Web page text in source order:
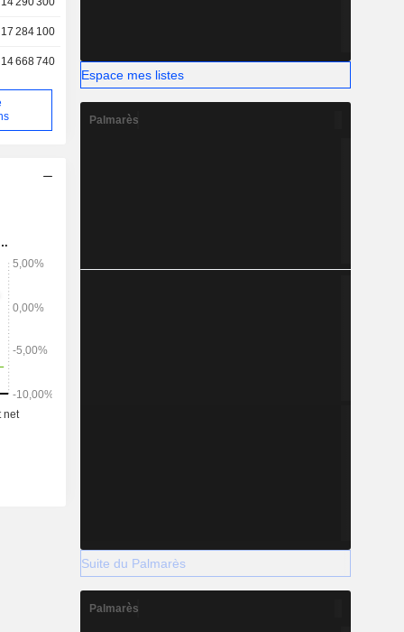
17 284 100
14 668 740
Espace mes listes
Palmarès
Suite du Palmarès
Palmarès